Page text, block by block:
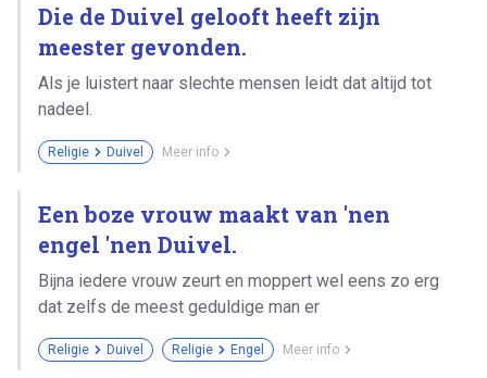
Die de Duivel gelooft heeft zijn
meester gevonden.
Als je luistert naar slechte mensen leidt dat altijd tot
nadeel.
Religie Duivel Meer info
Een boze vrouw maakt van 'nen
engel 'nen Duivel.
Bijna iedere vrouw zeurt en moppert wel eens zo erg
dat zelfs de meest geduldige man er
Religie Duivel Religie Engel Meer info